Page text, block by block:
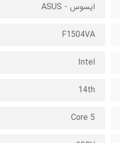
ایسوس - ASUS
F1504VA
Intel
14th
Core 5